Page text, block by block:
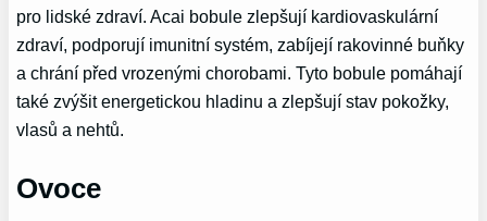
pro lidské zdraví. Acai bobule zlepšují kardiovaskulární
zdraví, podporují imunitní systém, zabíjejí rakovinné buňky
a chrání před vrozenými chorobami. Tyto bobule pomáhají
také zvýšit energetickou hladinu a zlepšují stav pokožky,
vlasů a nehtů.
Ovoce